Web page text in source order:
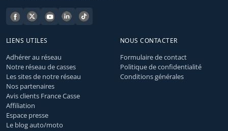
LIENS UTILES
Adhérer au réseau
Notre réseau de casses
Les sites de notre réseau
Nos partenaires
Avis clients France Casse
Affiliation
Espace presse
Le blog auto/moto
NOUS CONTACTER
Formulaire de contact
Politique de confidentialité
Conditions générales